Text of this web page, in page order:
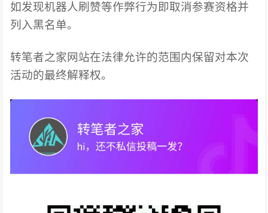
如发现机器人刷赞等作弊行为即取消参赛资格并
列入黑名单。
转笔者之家网站在法律允许的范围内保留对本次
活动的最终解释权。